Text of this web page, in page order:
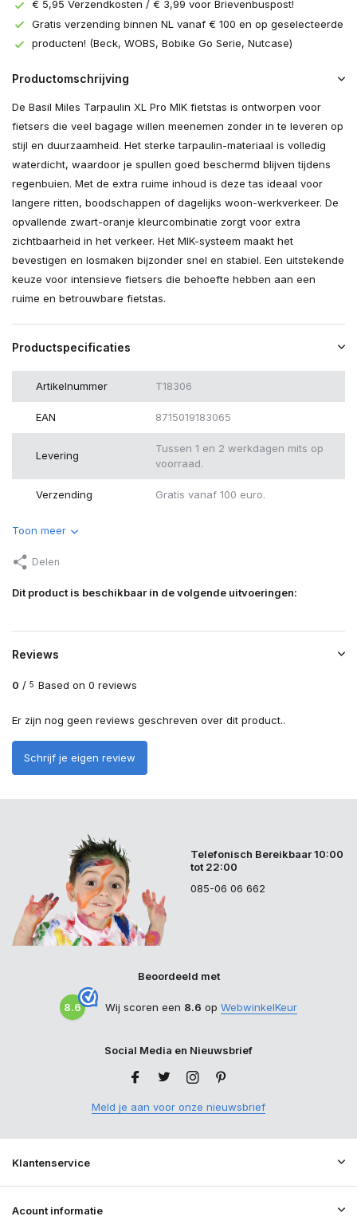
€ 5,95 Verzendkosten / € 3,99 voor Brievenbuspost!
Gratis verzending binnen NL vanaf € 100 en op geselecteerde
producten! (Beck, WOBS, Bobike Go Serie, Nutcase)
Productomschrijving
De Basil Miles Tarpaulin XL Pro MIK fietstas is ontworpen voor
fietsers die veel bagage willen meenemen zonder in te leveren op
stijl en duurzaamheid. Het sterke tarpaulin-materiaal is volledig
waterdicht, waardoor je spullen goed beschermd blijven tijdens
regenbuien. Met de extra ruime inhoud is deze tas ideaal voor
langere ritten, boodschappen of dagelijks woon-werkverkeer. De
opvallende zwart-oranje kleurcombinatie zorgt voor extra
zichtbaarheid in het verkeer. Het MIK-systeem maakt het
bevestigen en losmaken bijzonder snel en stabiel. Een uitstekende
keuze voor intensieve fietsers die behoefte hebben aan een
ruime en betrouwbare fietstas.
Productspecificaties
Artikelnummer T18306
EAN 8715019183065
Levering
Tussen 1 en 2 werkdagen mits op
voorraad.
Verzending Gratis vanaf 100 euro.
Toon meer
Delen
Dit product is beschikbaar in de volgende uitvoeringen:
Reviews
0 / 5 Based on 0 reviews
Er zijn nog geen reviews geschreven over dit product..
Schrijf je eigen review
Telefonisch Bereikbaar 10:00
tot 22:00
085-06 06 662
Beoordeeld met
8.6 Wij scoren een 8.6 op WebwinkelKeur
Social Media en Nieuwsbrief
Meld je aan voor onze nieuwsbrief
Klantenservice
Acount informatie